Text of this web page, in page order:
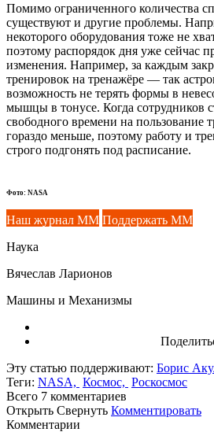
Помимо ограниченного количества
существуют и другие проблемы.
некоторого оборудования тоже не
поэтому распорядок дня уже сейчас
изменения. Например, за каждым
тренировок на тренажёре — так
возможность не терять формы в
мышцы в тонусе. Когда сотрудников
свободного времени на пользование
гораздо меньше, поэтому работу и
строго подгонять под расписание.
Фото: NASA
Наш журнал ММ Поддержать ММ
Наука
Вячеслав Ларионов
Машины и Механизмы
Эту статью поддерживают: Борис
Теги: NASA, Космос, Роскосмос
Всего 7 комментариев
Открыть Свернуть Комментировать
Комментарии